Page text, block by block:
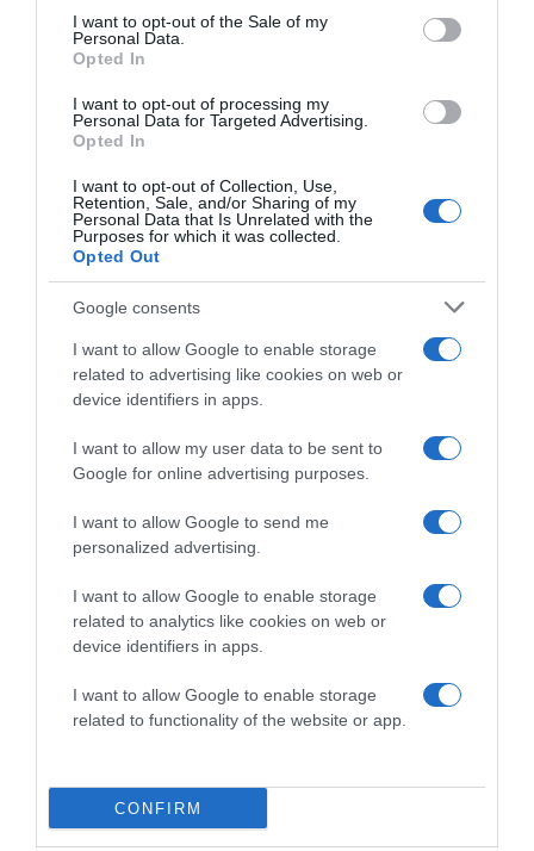
consent section.
I want to opt-out of the Sale of my
Personal Data.
Opted In
I want to opt-out of processing my
Personal Data for Targeted Advertising.
Opted In
I want to opt-out of Collection, Use,
Retention, Sale, and/or Sharing of my
Personal Data that Is Unrelated with the
Purposes for which it was collected.
Opted Out
Google consents
I want to allow Google to enable storage
related to advertising like cookies on web or
device identifiers in apps.
I want to allow my user data to be sent to
Google for online advertising purposes.
I want to allow Google to send me
personalized advertising.
I want to allow Google to enable storage
related to analytics like cookies on web or
device identifiers in apps.
I want to allow Google to enable storage
related to functionality of the website or app.
CONFIRM
HASONLÓ BEJEGYZÉSEK
2026-08-08.
Takácsatka elleni védekezés kánikulában: így mentheted
meg a növényeidet